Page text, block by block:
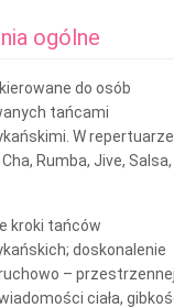
ogólne
do osób
tańcami
W repertuarze
Rumba, Jive,
kroki tańców
doskonalenie
–
ciała,